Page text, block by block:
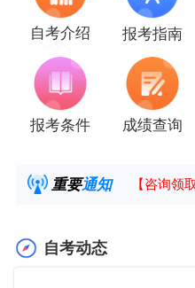
自考介绍 报考指南
报考条件 成绩查询
重要通知
2025年4
【咨询领
自考动态